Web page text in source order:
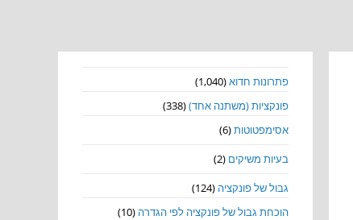
פתרונות חדוא(1,040)
פונקציות (משתנה אחד)(338)
אסימפטוטות(6)
בעיות משיקים (2)
גבול של פונקציה (124)
הוכחת גבול של פונקציה לפי הגדרה (10)